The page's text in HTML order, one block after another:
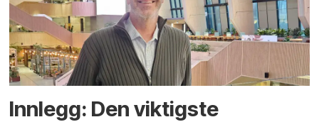
Innlegg: Den viktigste